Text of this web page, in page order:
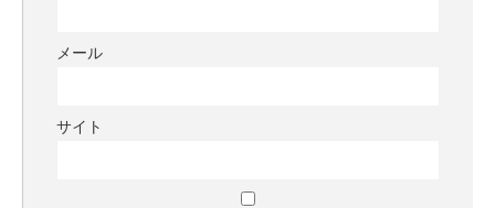
メール
サイト